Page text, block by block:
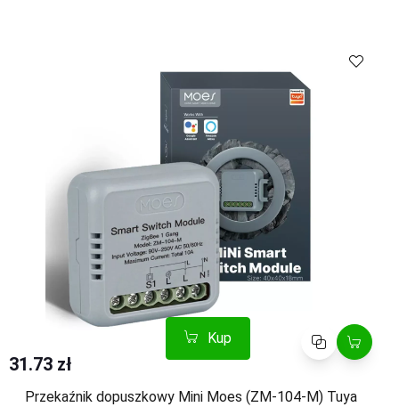
Kup Porównaj
31.73 zł
Przekaźnik dopuszkowy Mini Moes (ZM-104-M) Tuya